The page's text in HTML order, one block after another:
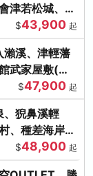
津若松城、燒
$43,900 起
溪、津輕藩
武家屋敷(不
$47,900 起
、猊鼻溪輕
、種差海岸、
$48,900 起